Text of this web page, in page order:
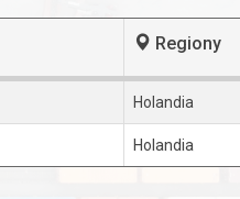
Regiony
Holandia
Holandia